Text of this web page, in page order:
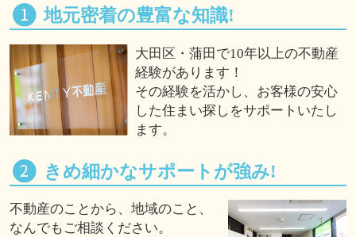
地元密着の豊富な知識!
大田区・蒲田で10年以上の不動産
経験があります！
その経験を活かし、お客様の安心
した住まい探しをサポートいたし
ます。
きめ細かなサポートが強み!
不動産のことから、地域のこと、
なんでもご相談ください。